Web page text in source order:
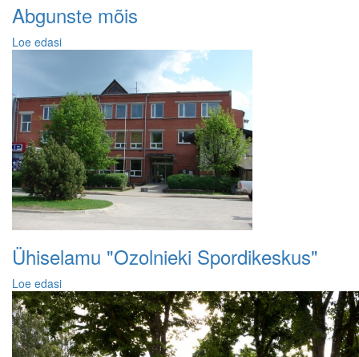
Abgunste mõis
Loe edasi
Ühiselamu "Ozolnieki Spordikeskus"
Loe edasi